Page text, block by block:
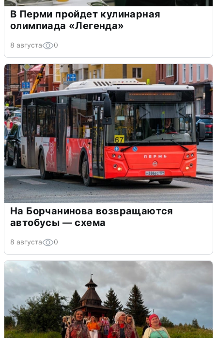
В Перми пройдет кулинарная
олимпиада «Легенда»
8 августа 0
На Борчанинова возвращаются
автобусы — схема
8 августа 0